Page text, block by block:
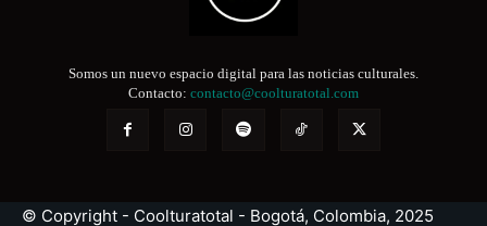
Somos un nuevo espacio digital para las noticias culturales.
Contacto: contacto@coolturatotal.com
© Copyright - Coolturatotal - Bogotá, Colombia, 2025